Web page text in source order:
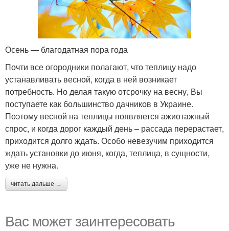
Осень — благодатная пора года
Почти все огородники полагают, что теплицу надо
устанавливать весной, когда в ней возникает
потребность. Но делая такую отсрочку на весну, Вы
поступаете как большинство дачников в Украине.
Поэтому весной на теплицы появляется ажиотажный
спрос, и когда дорог каждый день – рассада перерастает,
приходится долго ждать. Особо невезучим приходится
ждать установки до июня, когда, теплица, в сущности,
уже не нужна.
читать дальше →
Вас может заинтересовать